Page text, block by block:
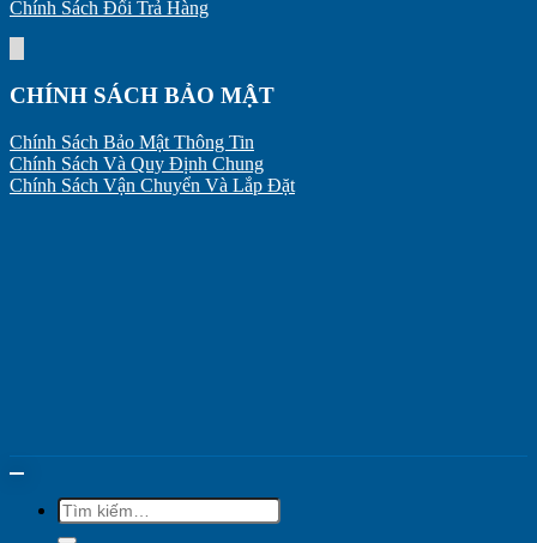
Chính Sách Đổi Trả Hàng
CHÍNH SÁCH BẢO MẬT
Chính Sách Bảo Mật Thông Tin
Chính Sách Và Quy Định Chung
Chính Sách Vận Chuyển Và Lắp Đặt
Tìm
kiếm: